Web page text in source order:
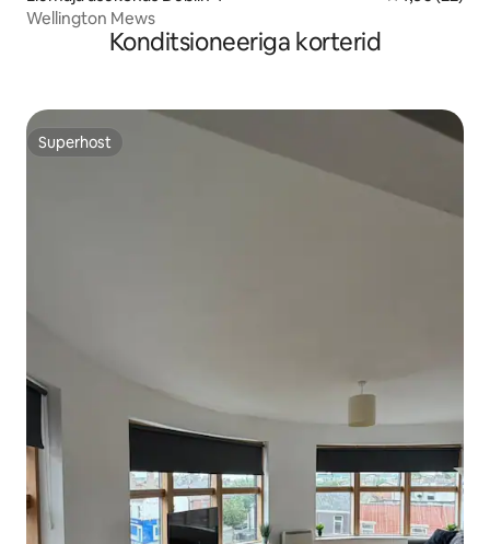
Wellington Mews
Konditsioneeriga korterid
Superhost
Superhost